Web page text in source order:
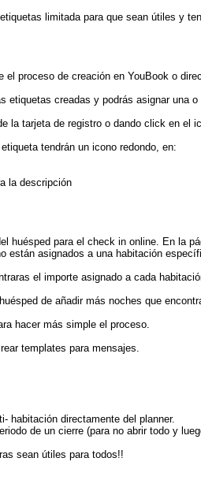
limitada para que sean útiles y
el proceso de creación en YouBook o
etiquetas creadas y podrás asignar una
la tarjeta de registro o dando click en el
tendrán un icono redondo, en:
la descripción
huésped para el check in online. En la
están asignados a una habitación
el importe asignado a cada
de añadir más noches que
hacer más simple el proceso.
templates para mensajes.
habitación directamente del planner.
de un cierre (para no abrir todo y
sean útiles para todos!!